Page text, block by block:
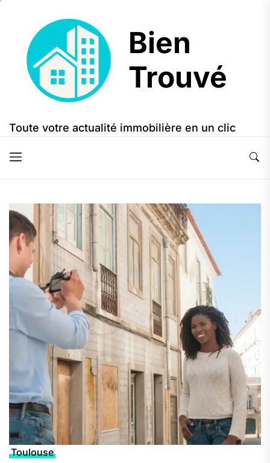
content
Bien
Trouvé
Bien
Trouvé
Toute votre actualité immobilière en un clic
Toulouse